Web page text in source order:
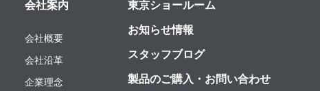
会社案内
会社概要
会社沿革
企業理念
東京ショールーム
お知らせ情報
スタッフブログ
製品のご購入・お問い合わせ